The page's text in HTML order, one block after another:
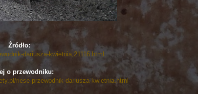
Źródło:
dariusza-kwietnia,21116.html
o przewodniku:
riese-przewodnik-dariusza-kwietnia.html